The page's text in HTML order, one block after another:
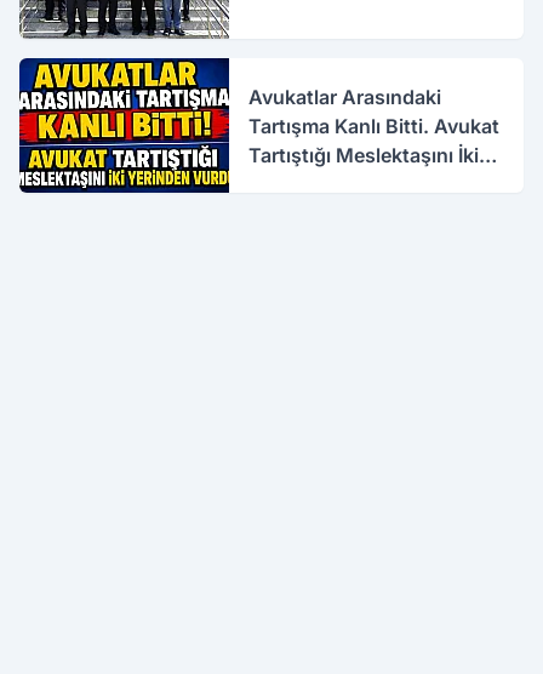
Avukatlar Arasındaki
Tartışma Kanlı Bitti. Avukat
Tartıştığı Meslektaşını İki